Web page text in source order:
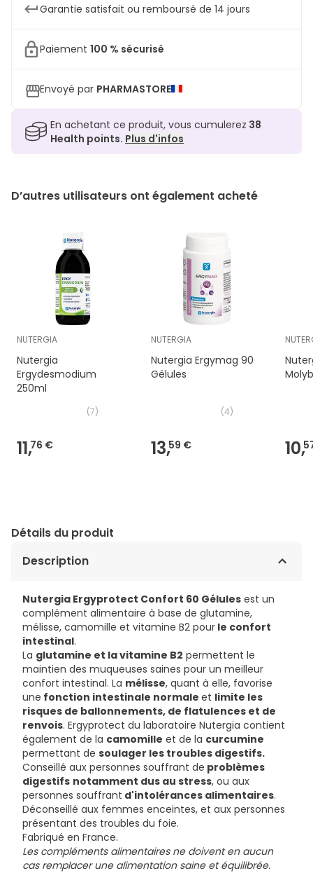
Garantie satisfait ou remboursé de 14 jours
Paiement 100 % sécurisé
Envoyé par PHARMASTORE
En achetant ce produit, vous cumulerez 38
Health points. Plus d'infos
D’autres utilisateurs ont également acheté
NUTERGIA
Nutergia
Ergydesmodium
250ml
(7)
11,76 €
NUTERGIA
Nutergia Ergymag 90
Gélules
(4)
13,59 € 10,
Détails du produit
Description
Nutergia Ergyprotect Confort 60 Gélules est un
complément alimentaire à base de glutamine,
mélisse, camomille et vitamine B2 pour le confort
intestinal.
La glutamine et la vitamine B2 permettent le
maintien des muqueuses saines pour un meilleur
confort intestinal. La mélisse, quant à elle, favorise
une fonction intestinale normale et limite les
risques de ballonnements, de flatulences et de
renvois. Ergyprotect du laboratoire Nutergia contient
également de la camomille et de la curcumine
permettant de soulager les troubles digestifs.
Conseillé aux personnes souffrant de problèmes
digestifs notamment dus au stress, ou aux
personnes souffrant d'intolérances alimentaires.
Déconseillé aux femmes enceintes, et aux personnes
présentant des troubles du foie.
Fabriqué en France.
Les compléments alimentaires ne doivent en aucun
cas remplacer une alimentation saine et équilibrée.